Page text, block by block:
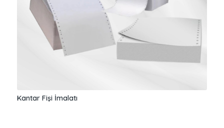
Kantar Fişi İmalatı